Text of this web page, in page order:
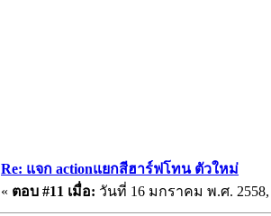
Re: แจก actionแยกสีฮาร์ฟโทน ตัวใหม่
« ตอบ #11 เมื่อ: วันที่ 16 มกราคม พ.ศ. 2558,